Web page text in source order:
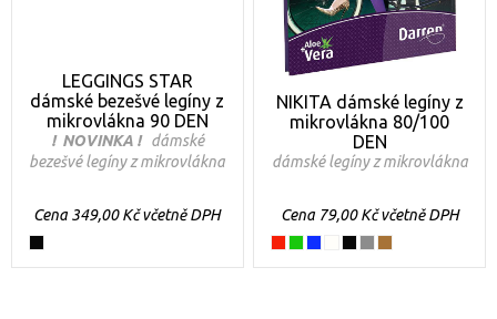
LEGGINGS STAR
dámské bezešvé legíny z
mikrovlákna 90 DEN
! NOVINKA !dámské
bezešvé legíny z mikrovlákna
Cena 349,00 Kč včetně DPH
NIKITA dámské legíny z
mikrovlákna 80/100
DEN
dámské legíny z mikrovlákna
Cena 79,00 Kč včetně DPH